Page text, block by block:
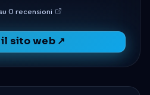
0 recensioni
sito web ↗